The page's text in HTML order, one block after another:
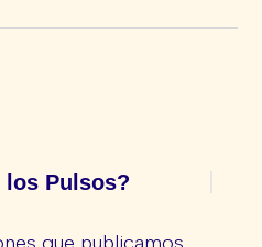
los Pulsos?
que publicamos